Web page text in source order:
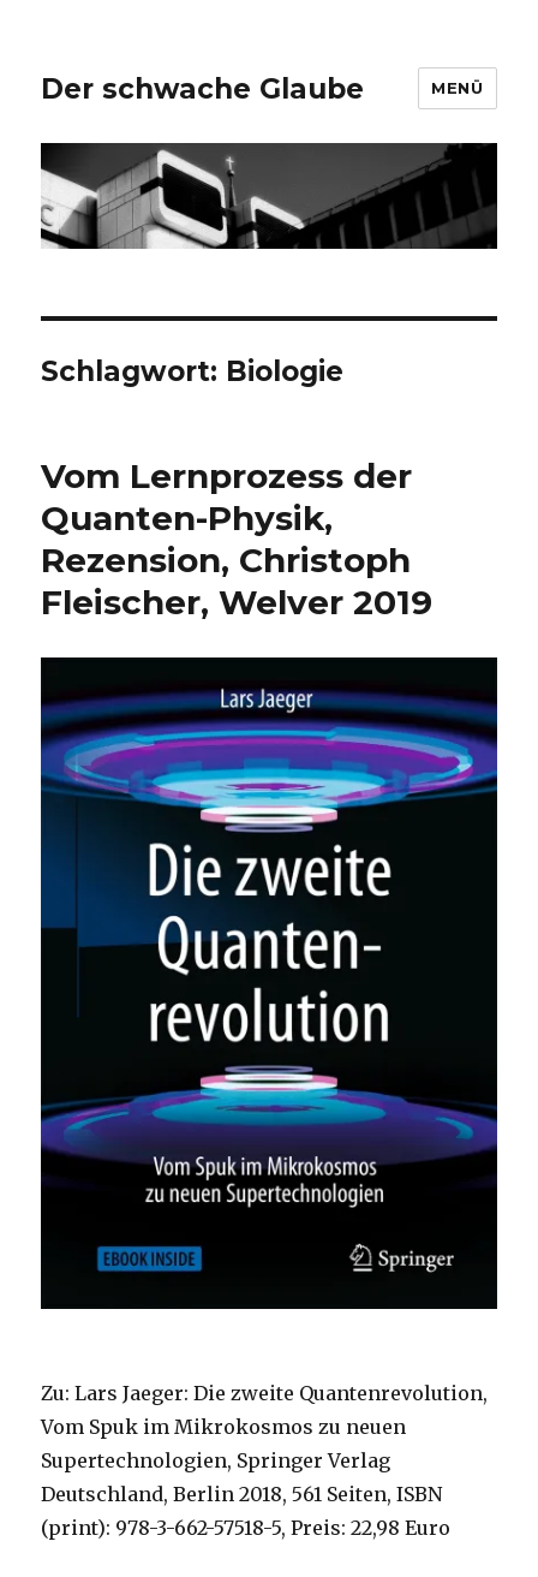
Der schwache Glaube MENÜ
Schlagwort: Biologie
Vom Lernprozess der
Quanten-Physik,
Rezension, Christoph
Fleischer, Welver 2019
Zu: Lars Jaeger: Die zweite Quantenrevolution,
Vom Spuk im Mikrokosmos zu neuen
Supertechnologien, Springer Verlag
Deutschland, Berlin 2018, 561 Seiten, ISBN
(print): 978-3-662-57518-5, Preis: 22,98 Euro